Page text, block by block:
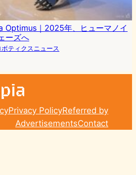
Optimus｜2025年、ヒューマノイ
ーズへ
ボティクスニュース
Privacy PolicyReferred by
AdvertisementsContact